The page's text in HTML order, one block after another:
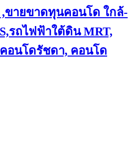
ขายขาดทุนคอนโด ใกล้-
รถไฟฟ้าใต้ดิน MRT,
อนโดรัชดา, คอนโด